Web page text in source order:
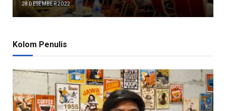
28 DESEMBER 2022
Kolom Penulis